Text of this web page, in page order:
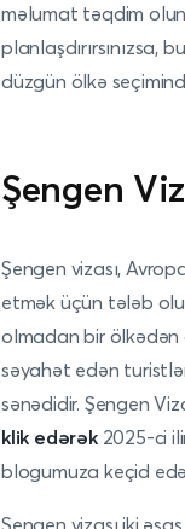
məlumat təqdim
planlaşdırırsınızsa,
düzgün ölkə
Şengen
Şengen vizası,
etmək üçün tələb
olmadan bir ölkədən
səyahət edən
sənədidir. Şengen
klik edərək2025-ci
blogumuza keçid
Şengen vizası iki